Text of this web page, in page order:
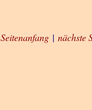
Seitenanfang | nächste